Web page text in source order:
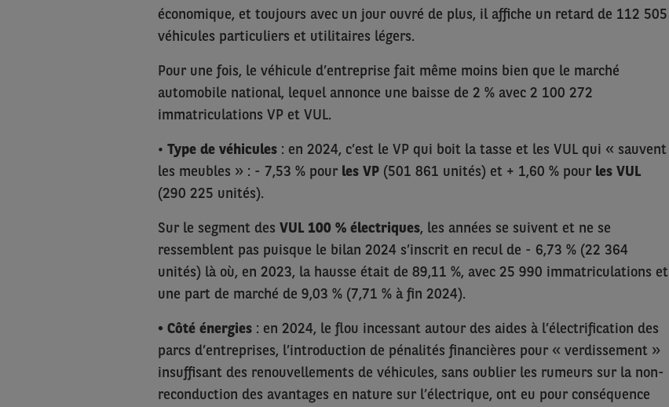
économique, et toujours avec un jour ouvré de plus, il affiche un retard de 112 505
véhicules particuliers et utilitaires légers.
Pour une fois, le véhicule d’entreprise fait même moins bien que le marché
automobile national, lequel annonce une baisse de 2 % avec 2 100 272
immatriculations VP et VUL.
• Type de véhicules: en 2024, c’est le VP qui boit la tasse et les VUL qui « sauvent
les meubles » : - 7,53 % pour les VP(501 861 unités) et + 1,60 % pour les VUL
(290 225 unités).
Sur le segment des VUL 100 % électriques, les années se suivent et ne se
ressemblent pas puisque le bilan 2024 s’inscrit en recul de - 6,73 % (22 364
unités) là où, en 2023, la hausse était de 89,11 %, avec 25 990 immatriculations et
une part de marché de 9,03 % (7,71 % à fin 2024).
• Côté énergies : en 2024, le flou incessant autour des aides à l’électrification des
parcs d’entreprises, l’introduction de pénalités financières pour « verdissement »
insuffisant des renouvellements de véhicules, sans oublier les rumeurs sur la non-
reconduction des avantages en nature sur l’électrique, ont eu pour conséquence